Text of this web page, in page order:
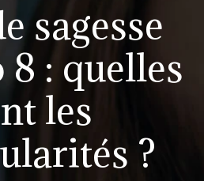
sagesse
: quelles
les
?